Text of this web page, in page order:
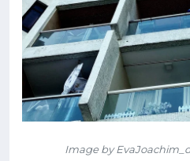
Image by